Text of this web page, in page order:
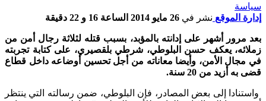
سياسة
إدارة الموقع نشر في 26 مايو 2014 الساعة 16 و 22 دقيقة
بعد مرور أشهر على إدانته بالمؤبد، بسبب قتله لثلاثة رجال أمن من
زملائه، يعكف حسن البلوطي، شرطي بلقصيري، على كتابة تجربته
في مجال الأمن، وأيضا معاناته من أجل تحسين أوضاعه داخل قطاع
قضى به أزيد من 20 سنة.
واستنادا إلى بعض المصادر، فإن البلوطي، ضمن رسالته التي ينتظر